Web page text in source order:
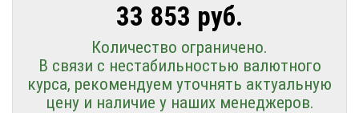
33 853 руб.
Количество ограничено.
В связи с нестабильностью валютного
курса, рекомендуем уточнять актуальную
цену и наличие у наших менеджеров.